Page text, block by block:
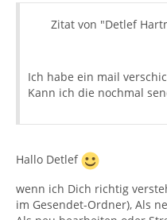
Zitat von "Detlef
Ich habe ein mail
Kann ich die nochmal
Hallo Detlef
wenn ich Dich richtig
im Gesendet-Ordner), Als